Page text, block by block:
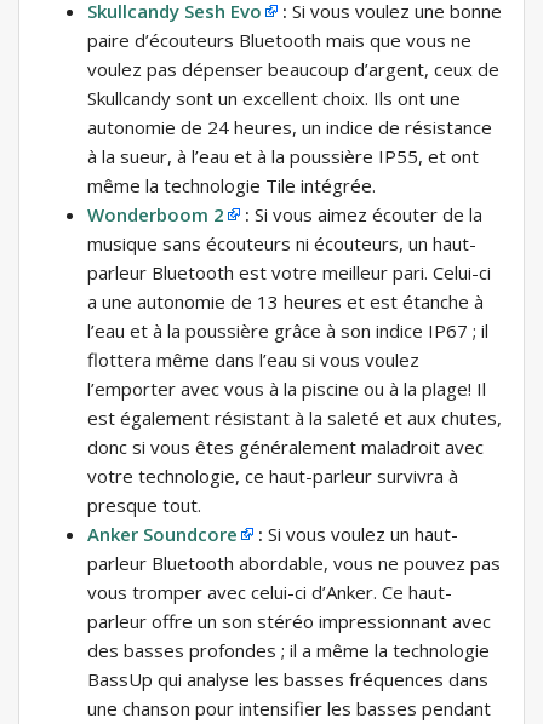
Skullcandy Sesh Evo
: Si vous voulez une bonne
paire d’écouteurs Bluetooth mais que vous ne
voulez pas dépenser beaucoup d’argent, ceux de
Skullcandy sont un excellent choix. Ils ont une
autonomie de 24 heures, un indice de résistance
à la sueur, à l’eau et à la poussière IP55, et ont
même la technologie Tile intégrée.
Wonderboom 2
: Si vous aimez écouter de la
musique sans écouteurs ni écouteurs, un haut-
parleur Bluetooth est votre meilleur pari. Celui-ci
a une autonomie de 13 heures et est étanche à
l’eau et à la poussière grâce à son indice IP67 ; il
flottera même dans l’eau si vous voulez
l’emporter avec vous à la piscine ou à la plage! Il
est également résistant à la saleté et aux chutes,
donc si vous êtes généralement maladroit avec
votre technologie, ce haut-parleur survivra à
presque tout.
Anker Soundcore
: Si vous voulez un haut-
parleur Bluetooth abordable, vous ne pouvez pas
vous tromper avec celui-ci d’Anker. Ce haut-
parleur offre un son stéréo impressionnant avec
des basses profondes ; il a même la technologie
BassUp qui analyse les basses fréquences dans
une chanson pour intensifier les basses pendant